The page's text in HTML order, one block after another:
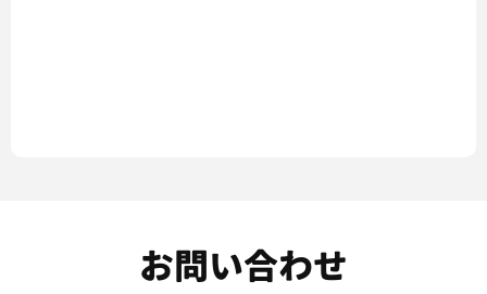
お問い合わせ